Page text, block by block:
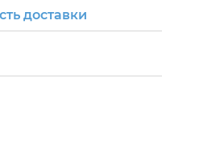
доставки